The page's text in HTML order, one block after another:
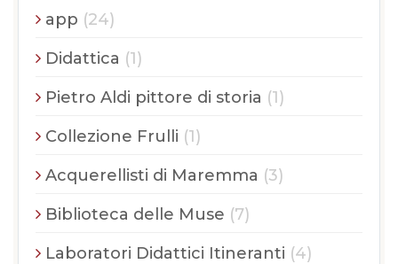
app (24)
Didattica (1)
Pietro Aldi pittore di storia (1)
Collezione Frulli (1)
Acquerellisti di Maremma (3)
Biblioteca delle Muse (7)
Laboratori Didattici Itineranti (4)